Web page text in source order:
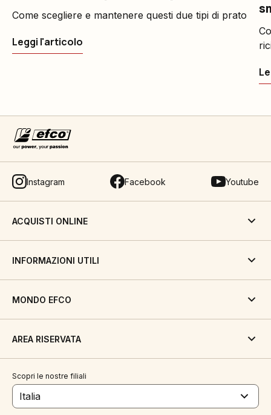
Come scegliere e mantenere questi due tipi di prato
Leggi l'articolo
Instagram Facebook Youtube
ACQUISTI ONLINE
INFORMAZIONI UTILI
MONDO EFCO
AREA RISERVATA
Scopri le nostre filiali
Italia